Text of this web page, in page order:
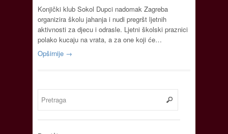
Konjički klub Sokol Dupci nadomak Zagreba
organizira školu jahanja i nudi pregršt ljetnih
aktivnosti za djecu i odrasle. Ljetni školski praznici
polako kucaju na vrata, a za one koji će…
Opširnije →